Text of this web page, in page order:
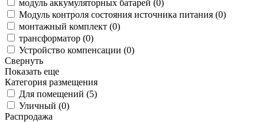
модуль аккумуляторных батарей (0)
Модуль контроля состояния источника питания (0)
монтажный комплект (0)
трансформатор (0)
Устройство компенсации (0)
Свернуть
Показать еще
Категория размещения
Для помещений (5)
Уличный (0)
Распродажа